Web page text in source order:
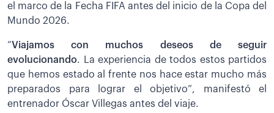
el marco de la Fecha FIFA antes del inicio de la Copa del
Mundo 2026.
“Viajamos con muchos deseos de seguir
evolucionando. La experiencia de todos estos partidos
que hemos estado al frente nos hace estar mucho más
preparados para lograr el objetivo”, manifestó el
entrenador Óscar Villegas antes del viaje.